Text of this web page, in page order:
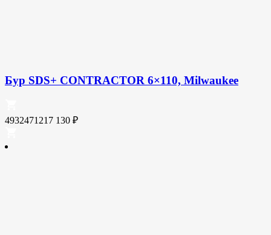
Бур SDS+ CONTRACTOR 6×110, Milwaukee
4932471217 130 ₽